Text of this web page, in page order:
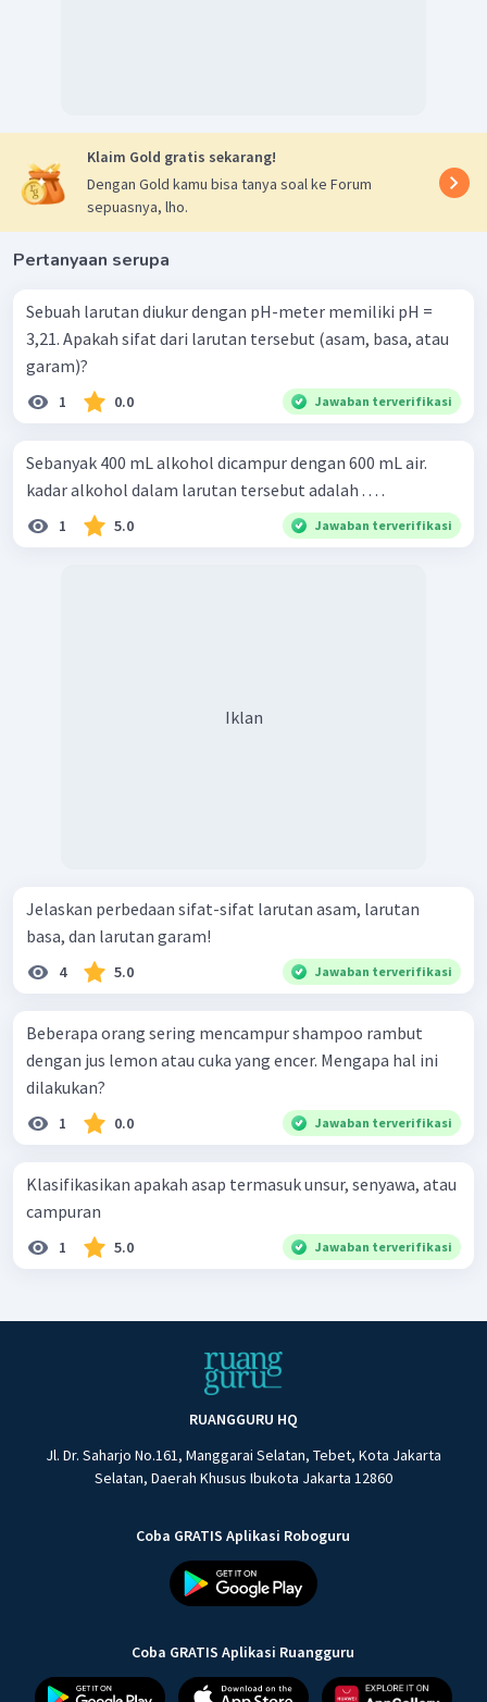
Klaim Gold gratis sekarang!
Dengan Gold kamu bisa tanya soal ke Forum
sepuasnya, lho.
Pertanyaan serupa
Sebuah larutan diukur dengan pH-meter memiliki pH =
3,21. Apakah sifat dari larutan tersebut (asam, basa, atau
garam)?
1 0.0 Jawaban terverifikasi
Sebanyak 400 mL alkohol dicampur dengan 600 mL air.
kadar alkohol dalam larutan tersebut adalah . . . .
1 5.0 Jawaban terverifikasi
Iklan
Jelaskan perbedaan sifat-sifat larutan asam, larutan
basa, dan larutan garam!
4 5.0 Jawaban terverifikasi
Beberapa orang sering mencampur shampoo rambut
dengan jus lemon atau cuka yang encer. Mengapa hal ini
dilakukan?
1 0.0 Jawaban terverifikasi
Klasifikasikan apakah asap termasuk unsur, senyawa, atau
campuran
1 5.0 Jawaban terverifikasi
RUANGGURU HQ
Jl. Dr. Saharjo No.161, Manggarai Selatan, Tebet, Kota Jakarta
Selatan, Daerah Khusus Ibukota Jakarta 12860
Coba GRATIS Aplikasi Roboguru
Coba GRATIS Aplikasi Ruangguru